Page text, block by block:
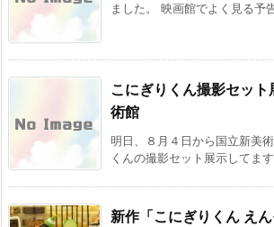
ました。 映画館でよく見る予
こにぎりくん撮影セット
術館
明日、８月４日から国立新美
くんの撮影セット展示してま
新作「こにぎりくん え